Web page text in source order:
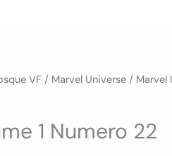
VF/ Marvel Universe / Marvel
1 Numero 22